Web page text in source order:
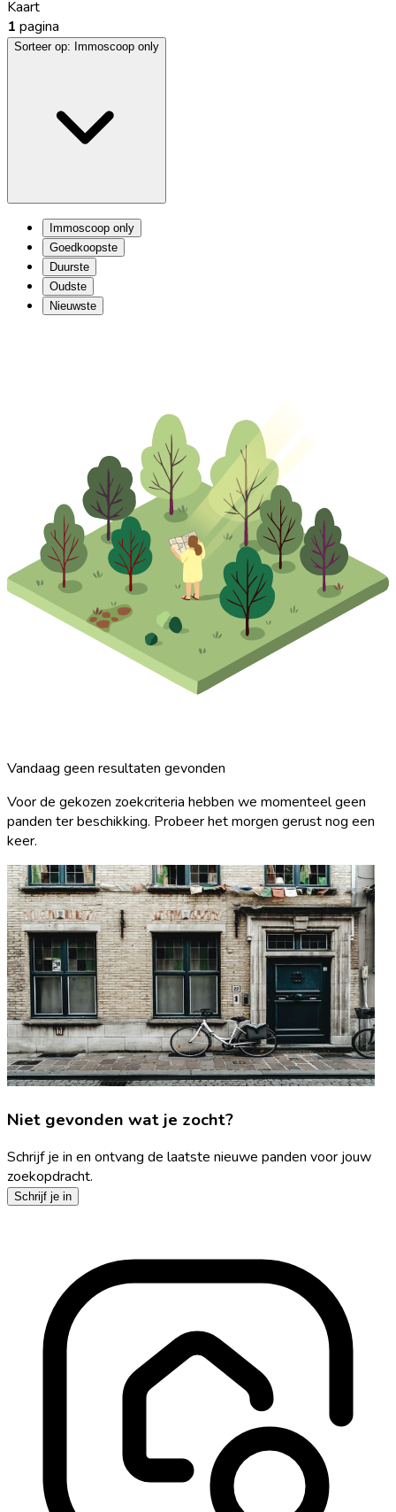
Kaart
1 pagina
Sorteer op: Immoscoop only
Immoscoop only
Goedkoopste
Duurste
Oudste
Nieuwste
Vandaag geen resultaten gevonden
Voor de gekozen zoekcriteria hebben we momenteel geen
panden ter beschikking. Probeer het morgen gerust nog een
keer.
Niet gevonden wat je zocht?
Schrijf je in en ontvang de laatste nieuwe panden voor jouw
zoekopdracht.
Schrijf je in